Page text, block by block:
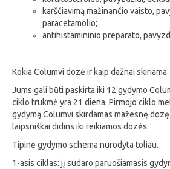
karščiavimą mažinančio vaisto,
paracetamolio;
antihistamininio preparato,
Kokia Columvi dozė ir kaip dažnai skiriama
Jums gali būti paskirta iki 12 gydymo
ciklo trukmė yra 21 diena. Pirmojo ciklo
gydymą Columvi skirdamas mažesnę
laipsniškai didins iki reikiamos dozės.
Tipinė gydymo schema nurodyta toliau.
1-asis ciklas: jį sudaro paruošiamasis